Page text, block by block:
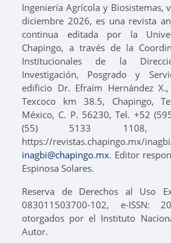
Ingeniería Agrícola y Biosistemas,
diciembre 2026, es una revista
continua editada por la
Chapingo, a través de la
Institucionales de la
Investigación, Posgrado y
edificio Dr. Efraím Hernández
Texcoco km 38.5, Chapingo,
México, C. P. 56230, Tel. +52
(55) 5133 1108,
https://revistas.chapingo.mx/
inagbi@chapingo.mx. Editor
Espinosa Solares.
Reserva de Derechos al Uso
083011503700-102, e-ISSN:
otorgados por el Instituto
Autor.